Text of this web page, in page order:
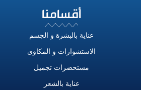
أقسامنا
عناية بالبشرة و الجسم
الاستشوارات و المكاوى
مستحضرات تجميل
عناية بالشعر